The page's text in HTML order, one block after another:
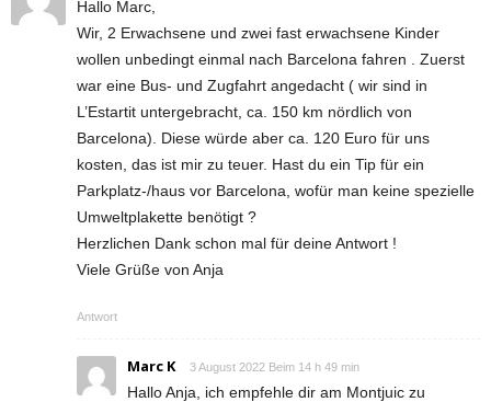
Hallo Marc,
Wir, 2 Erwachsene und zwei fast erwachsene Kinder
wollen unbedingt einmal nach Barcelona fahren . Zuerst
war eine Bus- und Zugfahrt angedacht ( wir sind in
L’Estartit untergebracht, ca. 150 km nördlich von
Barcelona). Diese würde aber ca. 120 Euro für uns
kosten, das ist mir zu teuer. Hast du ein Tip für ein
Parkplatz-/haus vor Barcelona, wofür man keine spezielle
Umweltplakette benötigt ?
Herzlichen Dank schon mal für deine Antwort !
Viele Grüße von Anja
Antwort
Marc K 3 August 2022 Beim 14 h 49 min
Hallo Anja, ich empfehle dir am Montjuic zu